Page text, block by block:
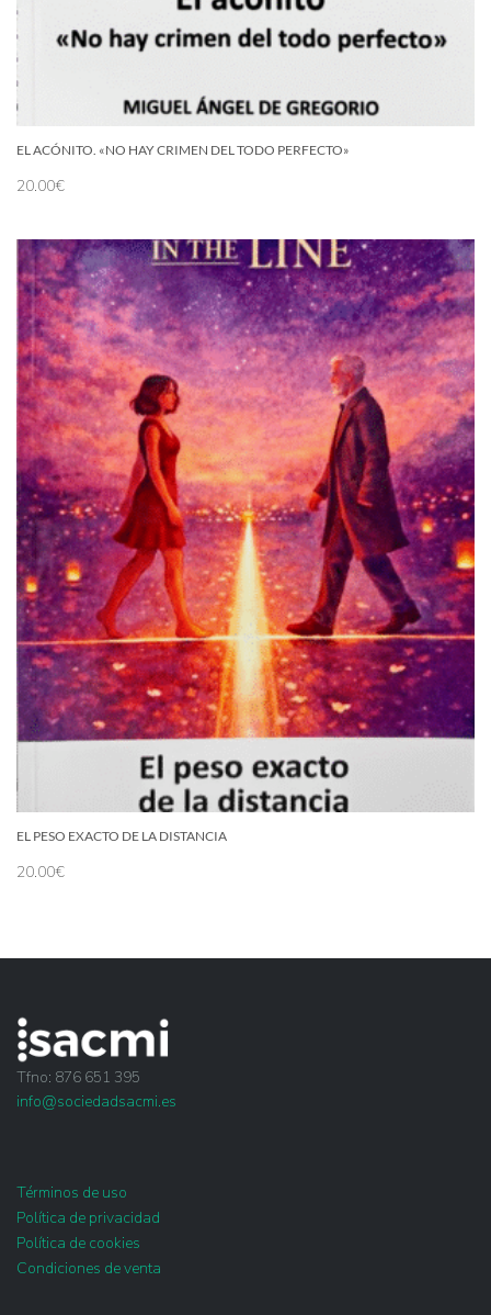
EL ACÓNITO. «NO HAY CRIMEN DEL TODO PERFECTO»
20.00€
EL PESO EXACTO DE LA DISTANCIA
20.00€
Tfno: 876 651 395
info@sociedadsacmi.es
Términos de uso
Política de privacidad
Política de cookies
Condiciones de venta